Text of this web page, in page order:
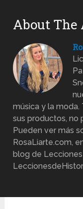
About The
música y la moda.
sus productos, no
Pueden ver más
RosaLiarte.com,
blog de